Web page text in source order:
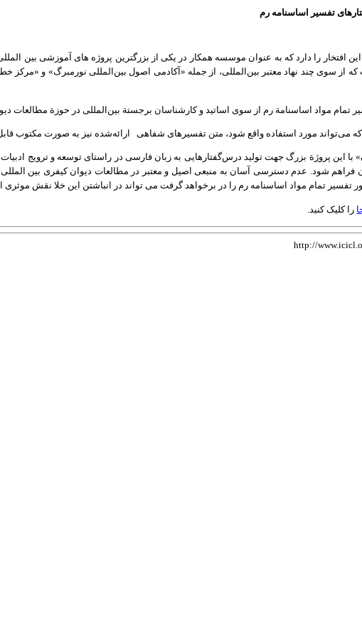
تفسیر اساسنامه رم
این افتخار را دارد که به عنوان موسسه همکار در یکی از بزرگترین پروژه های آموزشی بین
از سوی چند نهاد معتبر بین‌المللی، از جمله «آکادمی اصول بین‌المللی نورمبرگ» و
تمام مواد اساسنامة رم از سوی اساتید و کارشناسان برجستة بین‌المللی در حوزة مطالعات
می‌تواند مورد استفاده واقع شود،‌ متن تفسیرهای شفاهی ارائه‌شده نیز به صورت مکتوب
با این پروژة بزرگ جهت تولید درس‌گفتارهایی به زبان فارسی در راستای توسعه و ترویج
فراهم شود. عدم دسترسی آسان به منبعی اصیل و معتبر در مطالعات دیوان کیفری بین
تمام مواد اساسنامه رم را در برخواهد گرفت می تواند در انباشتن این خلا نقش موثری
را کلیک کنید.